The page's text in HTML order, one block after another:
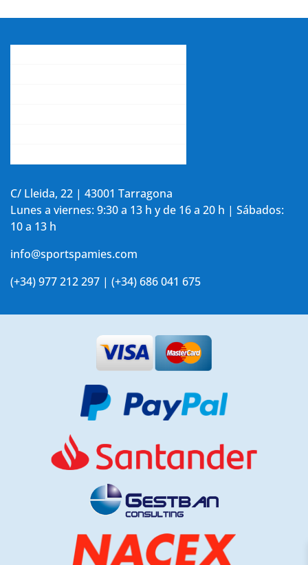
C/ Lleida, 22 | 43001 Tarragona
Lunes a viernes: 9:30 a 13 h y de 16 a 20 h | Sábados:
10 a 13 h
info@sportspamies.com
(+34) 977 212 297 | (+34) 686 041 675